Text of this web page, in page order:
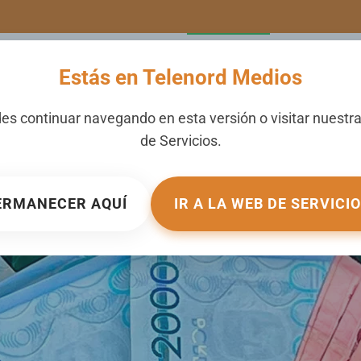
Estás en Telenord Medios
continuar navegando en esta versión o visitar
de Servicios.
AQUÍ IR A LA WEB DE
familias siguen